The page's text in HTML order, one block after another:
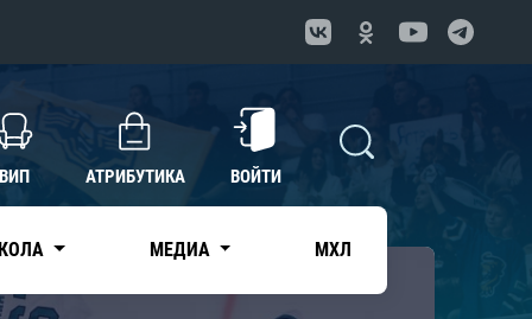
АТРИБУТИКА ВОЙТИ
МЕДИА МХЛ